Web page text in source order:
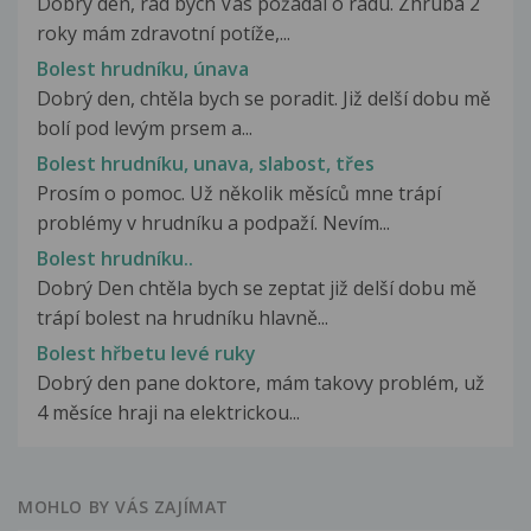
roky mám zdravotní potíže,...
Bolest hrudníku, únava
Dobrý den, chtěla bych se poradit. Již delší dobu mě
bolí pod levým prsem a...
Bolest hrudníku, unava, slabost, třes
Prosím o pomoc. Už několik měsíců mne trápí
problémy v hrudníku a podpaží. Nevím...
Bolest hrudníku..
Dobrý Den chtěla bych se zeptat již delší dobu mě
trápí bolest na hrudníku hlavně...
Bolest hřbetu levé ruky
Dobrý den pane doktore, mám takovy problém, už
4 měsíce hraji na elektrickou...
MOHLO BY VÁS ZAJÍMAT